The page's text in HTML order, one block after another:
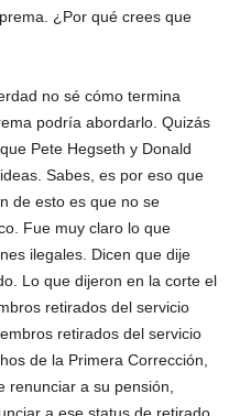
¿Por qué crees que
no sé cómo termina
podría abordarlo. Quizás
Pete Hegseth y Donald
Sabes, es por eso que
de esto es que no se
Fue muy claro lo que
ilegales. Dicen que dije
Lo que dijeron en la corte el
retirados del servicio
retirados del servicio
de la Primera Corrección,
a su pensión,